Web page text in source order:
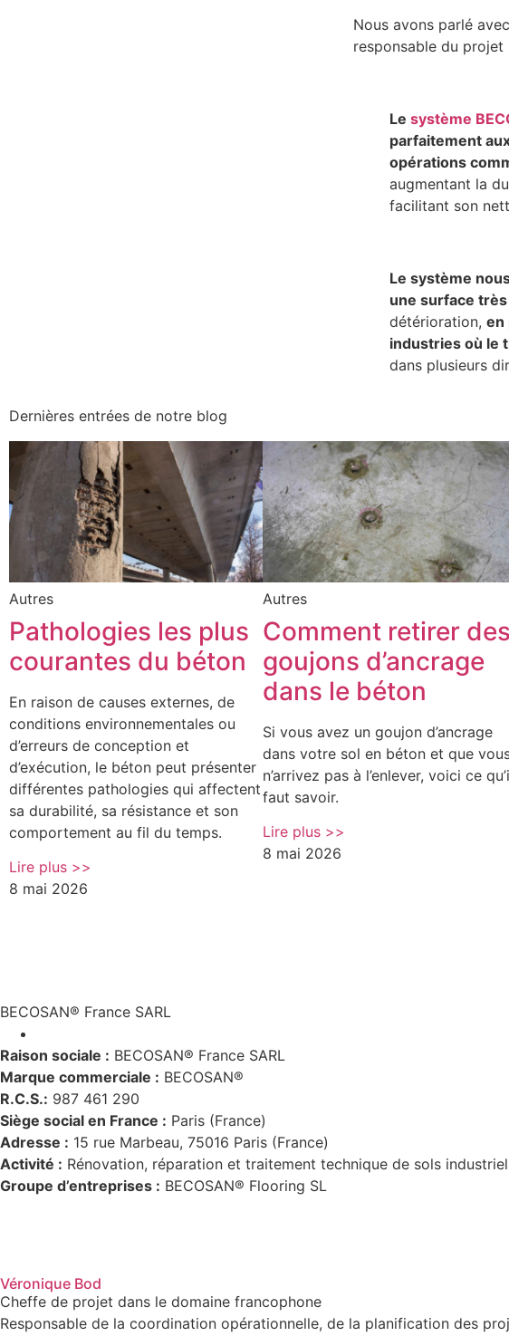
Nous avons parlé
responsable du projet
Le système
parfaitement
opérations
augmentant la
facilitant son
Le système
une surface
détérioration, en
industries où le
dans plusieurs
Dernières entrées de notre blog
Autres
Pathologies les plus
courantes du béton
En raison de causes externes, de
conditions environnementales ou
d’erreurs de conception et
d’exécution, le béton peut présenter
différentes pathologies qui affectent
sa durabilité, sa résistance et son
comportement au fil du temps.
Lire plus >>
8 mai 2026
Autres
Comment retirer des
goujons d’ancrage
dans le béton
Si vous avez un goujon d’ancrage
dans votre sol en béton et que
n’arrivez pas à l’enlever, voici ce
faut savoir.
Lire plus >>
8 mai 2026
BECOSAN® France SARL
Raison sociale : BECOSAN® France SARL
Marque commerciale : BECOSAN®
R.C.S.: 987 461 290
Siège social en France : Paris (France)
Adresse : 15 rue Marbeau, 75016 Paris (France)
Activité : Rénovation, réparation et traitement technique de sols
Groupe d’entreprises : BECOSAN® Flooring SL
Véronique Bod
Cheffe de projet dans le domaine francophone
Responsable de la coordination opérationnelle, de la planification des